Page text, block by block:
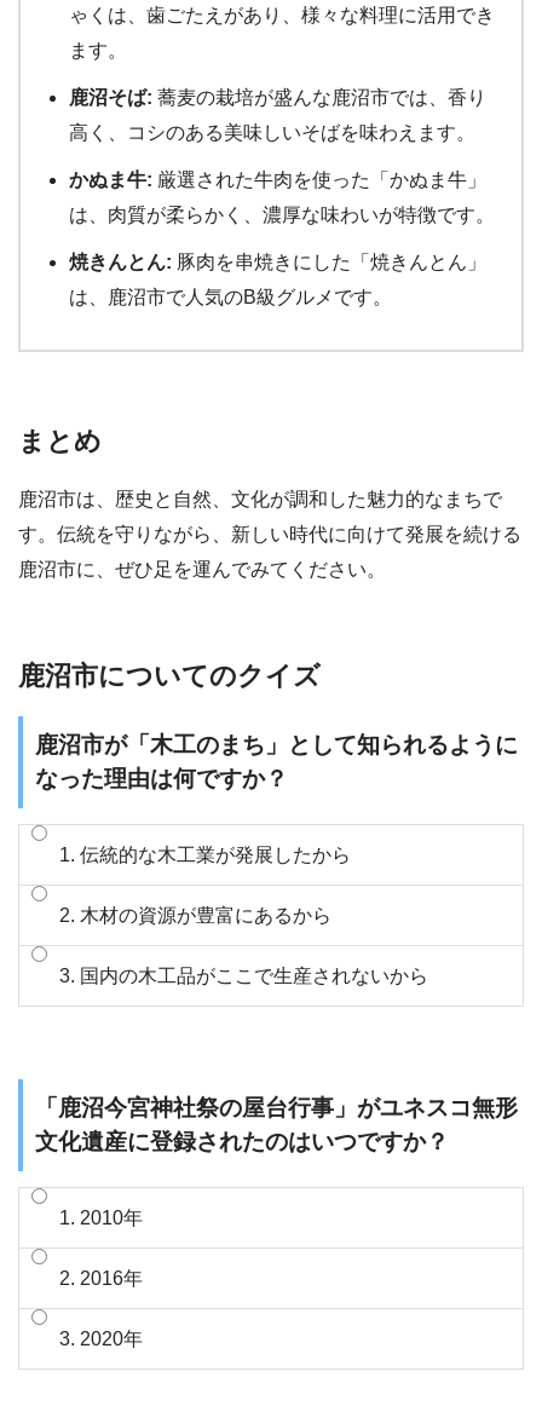
ゃくは、歯ごたえがあり、様々な料理に活用でき
ます。
鹿沼そば: 蕎麦の栽培が盛んな鹿沼市では、香り
高く、コシのある美味しいそばを味わえます。
かぬま牛: 厳選された牛肉を使った「かぬま牛」
は、肉質が柔らかく、濃厚な味わいが特徴です。
焼きんとん: 豚肉を串焼きにした「焼きんとん」
は、鹿沼市で人気のB級グルメです。
まとめ
鹿沼市は、歴史と自然、文化が調和した魅力的なまちで
す。伝統を守りながら、新しい時代に向けて発展を続ける
鹿沼市に、ぜひ足を運んでみてください。
鹿沼市についてのクイズ
鹿沼市が「木工のまち」として知られるように
なった理由は何ですか？
1. 伝統的な木工業が発展したから
2. 木材の資源が豊富にあるから
3. 国内の木工品がここで生産されないから
「鹿沼今宮神社祭の屋台行事」がユネスコ無形
文化遺産に登録されたのはいつですか？
1. 2010年
2. 2016年
3. 2020年